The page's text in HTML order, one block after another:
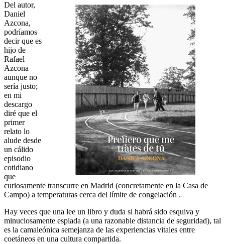
Del autor,
Daniel
Azcona,
podríamos
decir que es
hijo de
Rafael
Azcona
aunque no
sería justo;
en mi
descargo
diré que el
primer
relato lo
alude desde
un cálido
episodio
cotidiano
que
curiosamente transcurre en Madrid (concretamente en la Casa de
Campo) a temperaturas cerca del límite de congelación .
Hay veces que una lee un libro y duda si habrá sido esquiva y
minuciosamente espiada (a una razonable distancia de seguridad), tal
es la camaleónica semejanza de las experiencias vitales entre
coetáneos en una cultura compartida.